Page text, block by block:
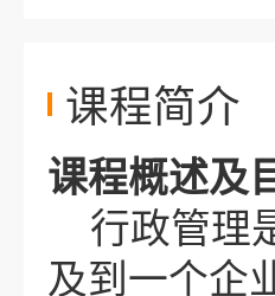
课程简介
课程概述及
行政管理
及到一个企